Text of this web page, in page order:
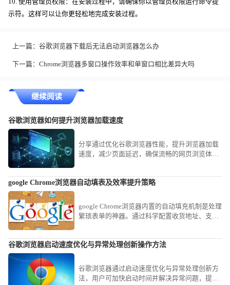
10. 使用管理员权限：在安装过程中，请确保你以管理员权限运行命令提
示符。这样可以让你更轻松地完成安装过程。
上一篇： 谷歌浏览器下载后无法启动浏览器怎么办
下一篇： Chrome浏览器多窗口操作效率和单窗口相比差异大吗
继续阅读
谷歌浏览器如何提升浏览器加载速度
分享通过优化谷歌浏览器性能，提升浏览器加载
速度，减少页面延迟，确保流畅的网页浏览体
google Chrome浏览器自动填表及效率提升策略
google Chrome浏览器内置的自动填充机制是处理
繁琐表单的神器。通过科学配置收货地址、支付
工作，为您在繁忙的商务处理中节省宝贵时间。
谷歌浏览器启动速度优化与异常处理创新操作方法
谷歌浏览器通过启动速度优化与异常处理创新方
法，用户可加快启动时间并解决异常问题，提升